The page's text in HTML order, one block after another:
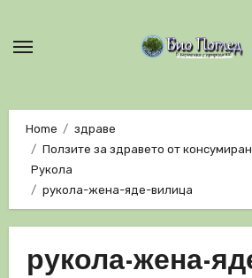
Home
здраве
Ползите за здравето от
Рукола
рукола-жена-яде-вилица
рукола-жена-